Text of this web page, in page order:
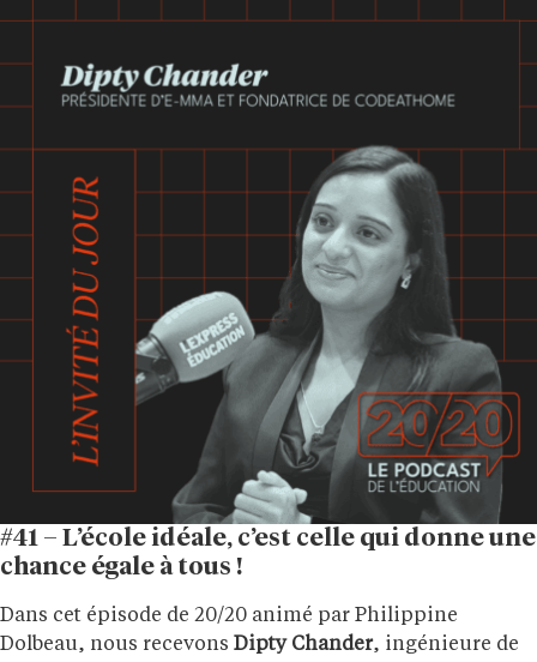
#41 – L’école idéale, c’est celle qui donne une
chance égale à tous !
Dans cet épisode de 20/20 animé par Philippine
Dolbeau, nous recevons Dipty Chander, ingénieure de